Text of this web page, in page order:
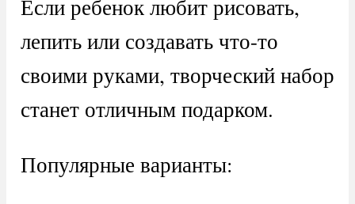
Если ребенок любит рисовать,
лепить или создавать что-то
своими руками, творческий набор
станет отличным подарком.
Популярные варианты: